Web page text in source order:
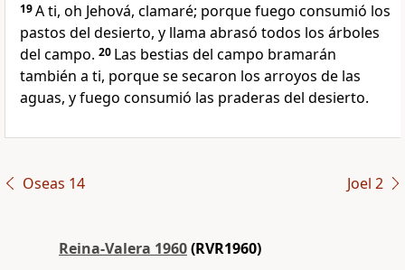
19A ti, oh Jehová, clamaré; porque fuego consumió los
pastos del desierto, y llama abrasó todos los árboles
del campo. 20 Las bestias del campo bramarán
también a ti, porque se secaron los arroyos de las
aguas, y fuego consumió las praderas del desierto.
Oseas 14 Joel 2
Reina-Valera 1960(RVR1960)